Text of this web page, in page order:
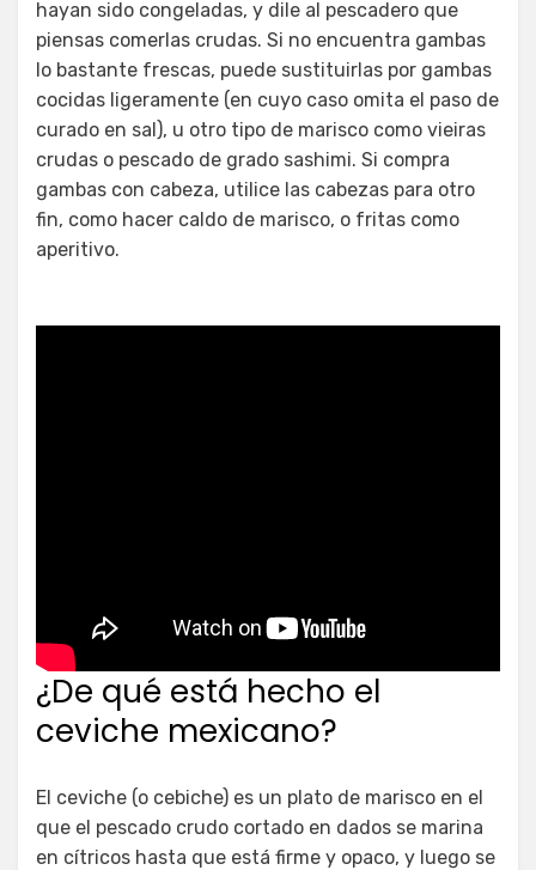
hayan sido congeladas, y dile al pescadero que
piensas comerlas crudas. Si no encuentra gambas
lo bastante frescas, puede sustituirlas por gambas
cocidas ligeramente (en cuyo caso omita el paso de
curado en sal), u otro tipo de marisco como vieiras
crudas o pescado de grado sashimi. Si compra
gambas con cabeza, utilice las cabezas para otro
fin, como hacer caldo de marisco, o fritas como
aperitivo.
¿De qué está hecho el
ceviche mexicano?
El ceviche (o cebiche) es un plato de marisco en el
que el pescado crudo cortado en dados se marina
en cítricos hasta que está firme y opaco, y luego se